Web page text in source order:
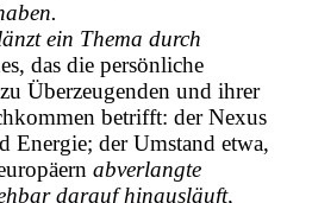
ein Thema durch
das die persönliche
Überzeugenden und ihrer
betrifft: der Nexus
Energie; der Umstand etwa,
abverlangte
darauf hinausläuft,